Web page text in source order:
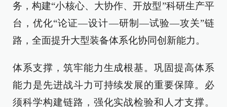
务，构建“小核心、大协作、开放型”科研生产平
台，优化“论证—设计—研制—试验—攻关”链
路，全面提升大型装备体系化协同创新能力。
体系支撑，筑牢能力生成根基。巩固提高体系
能力是先进战斗力可持续发展的重要保障。必
须科学构建链路，强化实战检验和人才支撑。